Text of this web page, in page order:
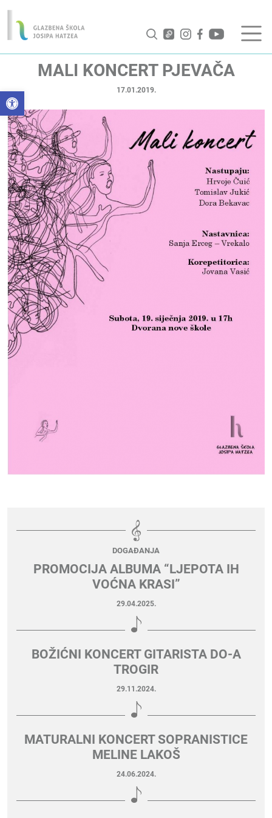
Open toolbar
MALI KONCERT PJEVAČA
17.01.2019.
DOGAĐANJA
PROMOCIJA ALBUMA “LJEPOTA IH
VOĆNA KRASI”
29.04.2025.
BOŽIĆNI KONCERT GITARISTA DO-A
TROGIR
29.11.2024.
MATURALNI KONCERT SOPRANISTICE
MELINE LAKOŠ
24.06.2024.